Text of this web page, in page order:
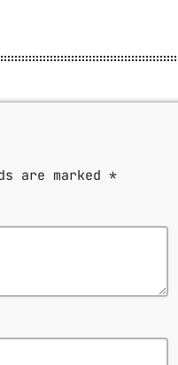
are marked *